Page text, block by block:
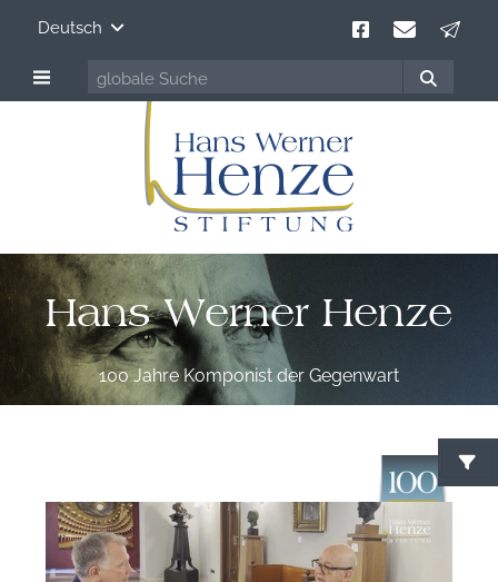
Deutsch
Hans Werner Henze
100 Jahre Komponist der Gegenwart